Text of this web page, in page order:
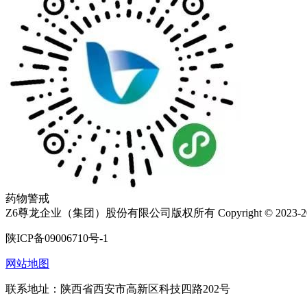
药物警戒
Z6尊龙企业（集团）股份有限公司版权所有 Copyright © 2023-
陕ICP备09006710号-1
网站地图
联系地址：陕西省西安市高新区科技四路202号